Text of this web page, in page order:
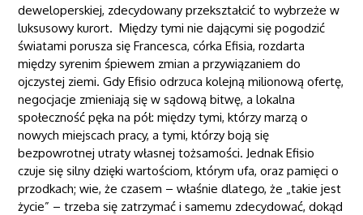
deweloperskiej, zdecydowany przekształcić to wybrzeże w
luksusowy kurort. Między tymi nie dającymi się pogodzić
światami porusza się Francesca, córka Efisia, rozdarta
między syrenim śpiewem zmian a przywiązaniem do
ojczystej ziemi. Gdy Efisio odrzuca kolejną milionową ofertę,
negocjacje zmieniają się w sądową bitwę, a lokalna
społeczność pęka na pół: między tymi, którzy marzą o
nowych miejscach pracy, a tymi, którzy boją się
bezpowrotnej utraty własnej tożsamości. Jednak Efisio
czuje się silny dzięki wartościom, którym ufa, oraz pamięci o
przodkach; wie, że czasem – właśnie dlatego, że „takie jest
życie” – trzeba się zatrzymać i samemu zdecydować, dokąd